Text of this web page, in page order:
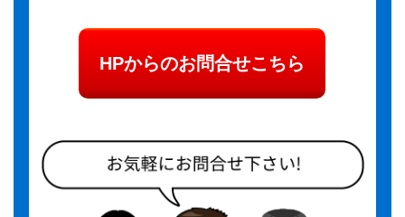
HPからのお問合せこちら